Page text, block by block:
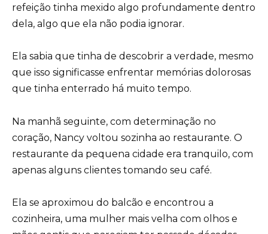
refeição tinha mexido algo profundamente dentro
dela, algo que ela não podia ignorar.
Ela sabia que tinha de descobrir a verdade, mesmo
que isso significasse enfrentar memórias dolorosas
que tinha enterrado há muito tempo.
Na manhã seguinte, com determinação no
coração, Nancy voltou sozinha ao restaurante. O
restaurante da pequena cidade era tranquilo, com
apenas alguns clientes tomando seu café.
Ela se aproximou do balcão e encontrou a
cozinheira, uma mulher mais velha com olhos e